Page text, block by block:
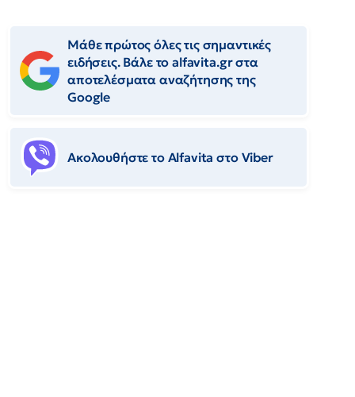
Μάθε πρώτος όλες τις σημαντικές
ειδήσεις. Βάλε το alfavita.gr στα
αποτελέσματα αναζήτησης της
Google
Ακολουθήστε το Αlfavita στο Viber